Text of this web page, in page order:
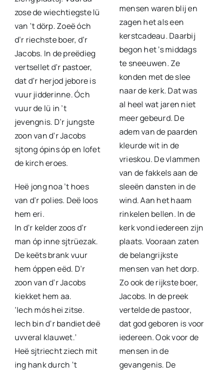
zose de wiechtiegste lü
van ’t dörp. Zoeë óch
d’r riechste boer, d’r
Jacobs. In de preëdieg
vertsellet d’r pastoer,
dat d’r herjod jebore is
vuur jidderinne. Óch
vuur de lü in ’t
jevengnis. D’r jungste
zoon van d’r Jacobs
sjtong ópins óp en lofet
de kirch eroes.
Heë jong noa ’t hoes
van d’r polies. Deë loos
hem eri.
In d’r kelder zoos d’r
man óp inne sjtrüezak.
De keëts brank vuur
hem óppen eëd. D’r
zoon van d’r Jacobs
kiekket hem aa.
‘Iech mós hei zitse.
Iech bin d’r bandiet deë
uvveral klauwet.’
Heë sjtriecht ziech mit
ing hank durch ’t
mensen waren blij en
zagen het als een
kerstcadeau. Daarbij
begon het ’s middags
te sneeuwen. Ze
konden met de slee
naar de kerk. Dat was
al heel wat jaren niet
meer gebeurd. De
adem van de paarden
kleurde wit in de
vrieskou. De vlammen
van de fakkels aan de
sleeën dansten in de
wind. Aan het haam
rinkelen bellen. In de
kerk vond iedereen zijn
plaats. Vooraan zaten
de belangrijkste
mensen van het dorp.
Zo ook de rijkste boer,
Jacobs. In de preek
vertelde de pastoor,
dat god geboren is voor
iedereen. Ook voor de
mensen in de
gevangenis. De